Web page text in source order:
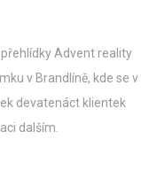
Advent reality
v Brandlíně, kde se v
devatenáct klientek
dalším.